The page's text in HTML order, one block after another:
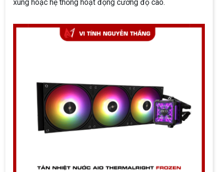
xung hoặc hệ thống hoạt động cường độ cao.